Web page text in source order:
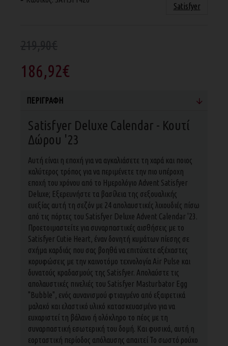
186,92€
Satisfyer
ΠΕΡΙΓΡΑΦΉ
Satisfyer Deluxe Calendar - Κουτί
Δώρου '23
Αυτή είναι η εποχή για να αγκαλιάσετε τη χαρά και ποιος
καλύτερος τρόπος για να περιμένετε την πιο υπέροχη
εποχή του χρόνου από το Ημερολόγιο Advent Satisfyer
Deluxe; Εξερευνήστε τα βασίλεια της σεξουαλικής
ευεξίας αυτή τη σεζόν με 24 απολαυστικές λιχουδιές πίσω
από τις πόρτες του Satisfyer Deluxe Advent Calendar '23.
Προετοιμαστείτε για συναρπαστικές αισθήσεις με το
Satisfyer Cutie Heart, έναν δονητή κυμάτων πίεσης σε
σχήμα καρδιάς που σας βοηθά να επιτύχετε αξέχαστες
κορυφώσεις με την καινοτόμο τεχνολογία Air Pulse και
δυνατούς κραδασμούς της Satisfyer. Απολαύστε τις
απολαυστικές πινελιές του Satisfyer Masturbator Egg
"Bubble", ενός αυνανισμού φτιαγμένο από εξαιρετικά
μαλακό και ελαστικό υλικό κατασκευασμένο για να
ευχαριστεί τη βάλανο ή ολόκληρο το πέος με τη
συναρπαστική εσωτερική του δομή. Και φυσικά, αυτή η
εορταστική περίοδος απόλαυσης απαιτεί Το σωστό ρούχο